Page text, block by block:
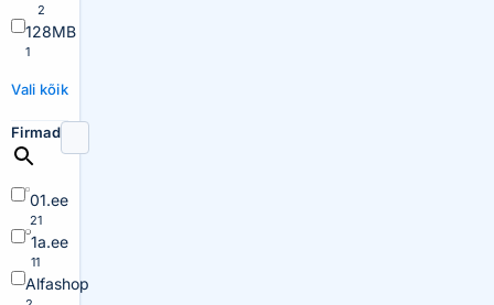
2
128MB
1
Vali kõik
Firmad
01.ee
21
1a.ee
11
Alfashop